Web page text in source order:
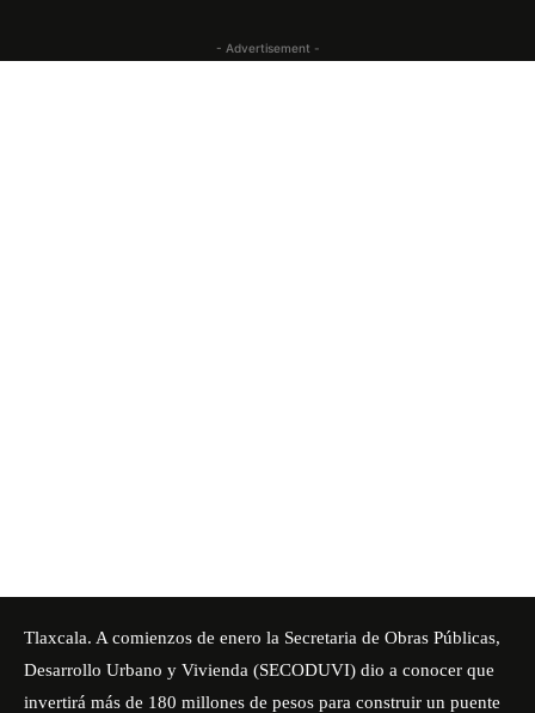
- Advertisement -
Tlaxcala. A comienzos de enero la Secretaria de Obras Públicas,
Desarrollo Urbano y Vivienda (SECODUVI) dio a conocer que
invertirá más de 180 millones de pesos para construir un puente